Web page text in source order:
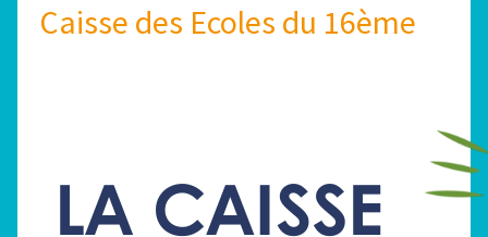
Caisse des Ecoles du 16ème